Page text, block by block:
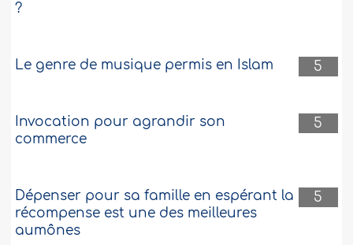
?
5
Le genre de musique permis en Islam
5
Invocation pour agrandir son
commerce
5
Dépenser pour sa famille en espérant la
récompense est une des meilleures
aumônes